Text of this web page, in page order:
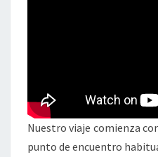
Nuestro viaje comienza
punto de encuentro